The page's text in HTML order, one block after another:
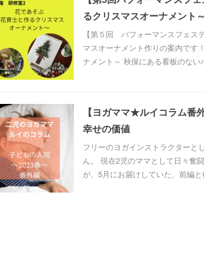
るクリスマスオーナメント～
【第５回 パフォーマンスフェス
マスオーナメント作りの案内です
ナメント～ 秋保にある看板のな
【ヨガママ★ルイコラム番
幸せの価値
フリーのヨガインストラクターと
ん。 現在2児のママとして日々奮
が、5月にお届けしていた、前編